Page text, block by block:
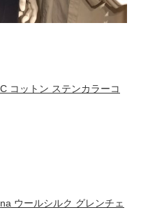
コットン ステンカラーコ
ウールシルク グレンチェ